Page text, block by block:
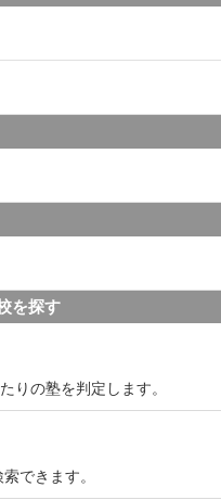
を探す
りの塾を判定します。
できます。